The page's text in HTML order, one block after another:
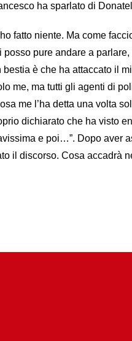
ha sparlato di
fatto niente. Ma come
pure andare a
è che ha attaccato il
me, ma tutti gli agenti di
me l’ha detta una volta
dichiarato che ha visto
e poi…”. Dopo aver
il discorso. Cosa accadrà